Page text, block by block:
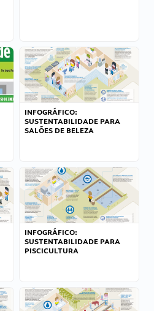
INFOGRÁFICO:
SUSTENTABILIDADE PARA
SALÕES DE BELEZA
INFOGRÁFICO:
SUSTENTABILIDADE PARA
PISCICULTURA